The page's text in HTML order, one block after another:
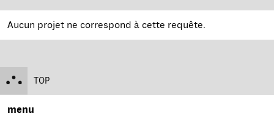
Aucun projet ne correspond à cette requête.
TOP
menu